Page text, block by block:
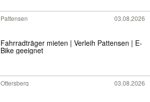
Pattensen 03.08.2026
Fahrradträger mieten | Verleih Pattensen | E-
Bike geeignet
Ottersberg 03.08.2026